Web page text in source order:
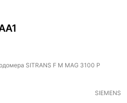
SITRANS F M MAG 3100 P
SIEMENS